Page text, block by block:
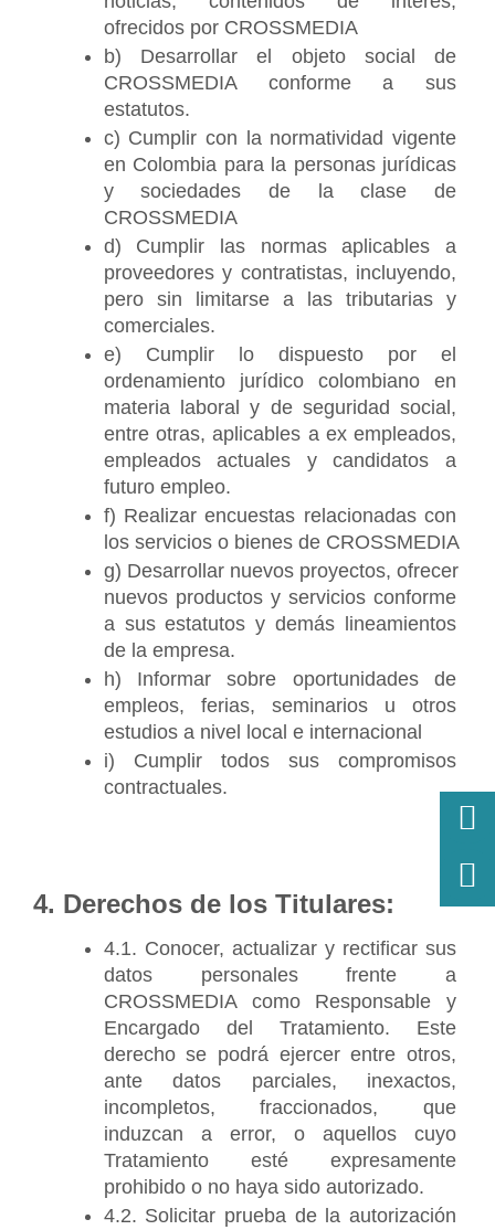
ofrecidos por CROSSMEDIA
b) Desarrollar el objeto social de
CROSSMEDIA conforme a sus
estatutos.
c) Cumplir con la normatividad vigente
en Colombia para la personas jurídicas
y sociedades de la clase de
CROSSMEDIA
d) Cumplir las normas aplicables a
proveedores y contratistas, incluyendo,
pero sin limitarse a las tributarias y
comerciales.
e) Cumplir lo dispuesto por el
ordenamiento jurídico colombiano en
materia laboral y de seguridad social,
entre otras, aplicables a ex empleados,
empleados actuales y candidatos a
futuro empleo.
f) Realizar encuestas relacionadas con
los servicios o bienes de CROSSMEDIA
g) Desarrollar nuevos proyectos, ofrecer
nuevos productos y servicios conforme
a sus estatutos y demás lineamientos
de la empresa.
h) Informar sobre oportunidades de
empleos, ferias, seminarios u otros
estudios a nivel local e internacional
i) Cumplir todos sus compromisos
contractuales.
4. Derechos de los Titulares:
4.1. Conocer, actualizar y rectificar sus
datos personales frente a
CROSSMEDIA como Responsable y
Encargado del Tratamiento. Este
derecho se podrá ejercer entre otros,
ante datos parciales, inexactos,
incompletos, fraccionados, que
induzcan a error, o aquellos cuyo
Tratamiento esté expresamente
prohibido o no haya sido autorizado.
4.2. Solicitar prueba de la autorización